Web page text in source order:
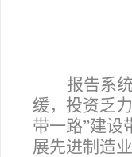
报告系
缓，投资乏
带一路”建设
展先进制造